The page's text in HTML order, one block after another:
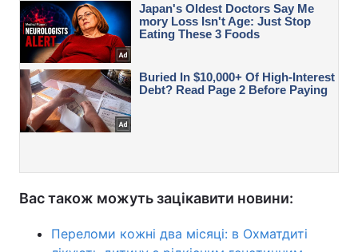
Вас також можуть зацікавити новини:
Переломи кожні два місяці: в Охматдиті